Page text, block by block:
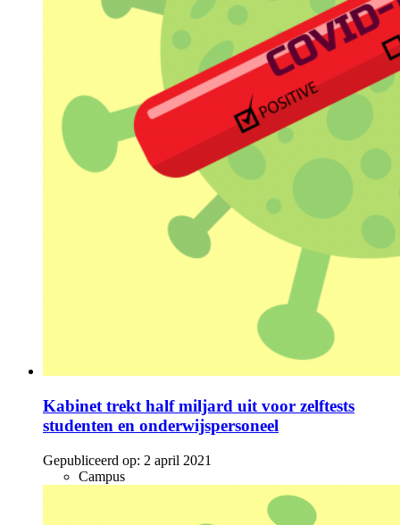
Kabinet trekt half miljard uit voor zelftests
studenten en onderwijspersoneel
Gepubliceerd op: 2 april 2021
Campus